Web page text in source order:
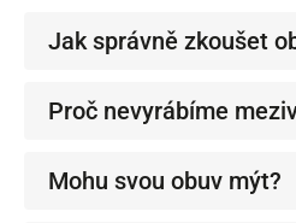
Jak správně zkoušet
Proč nevyrábíme
Mohu svou obuv mýt?